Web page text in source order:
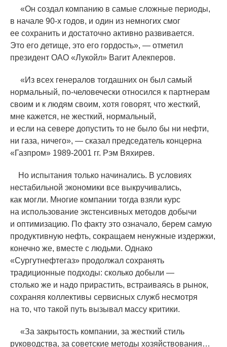
«Он создал компанию в самые сложные периоды,
в начале 90-х годов, и один из немногих смог
ее сохранить и достаточно активно развивается.
Это его детище, это его гордость», — отметил
президент ОАО «Лукойл» Вагит Алекперов.
«Из всех генералов тогдашних он был самый
нормальный, по-человечески относился к партнерам
своим и к людям своим, хотя говорят, что жесткий,
мне кажется, не жесткий, нормальный,
и если на севере допустить то не было бы ни нефти,
ни газа, ничего», — сказал председатель концерна
«Газпром» 1989-2001 гг. Рэм Вяхирев.
Но испытания только начинались. В условиях
нестабильной экономики все выкручивались,
как могли. Многие компании тогда взяли курс
на использование экстенсивных методов добычи
и оптимизацию. По факту это означало, берем самую
продуктивную нефть, сокращаем ненужные издержки,
конечно же, вместе с людьми. Однако
«Сургутнефтегаз» продолжал сохранять
традиционные подходы: сколько добыли —
столько же и надо прирастить, встраиваясь в рынок,
сохраняя коллективы сервисных служб несмотря
на то, что такой путь вызывал массу критики.
«За закрытость компании, за жесткий стиль
руководства, за советские методы хозяйствования…